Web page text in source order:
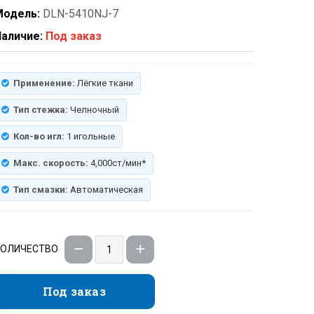
DLN-5410NJ-7
Под заказ
Применение: Лёгкие ткани
Тип стежка: Челночный
Кол-во игл: 1 игольные
Макс. скорость: 4,000ст/мин*
Тип смазки: Автоматическая
Под заказ
Под заказ